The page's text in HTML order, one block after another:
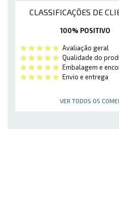
CLASSIFICAÇÕES DE
100% POSITIVO
Avaliação geral
Qualidade do
Embalagem e
Envio e entrega
VER TODOS OS